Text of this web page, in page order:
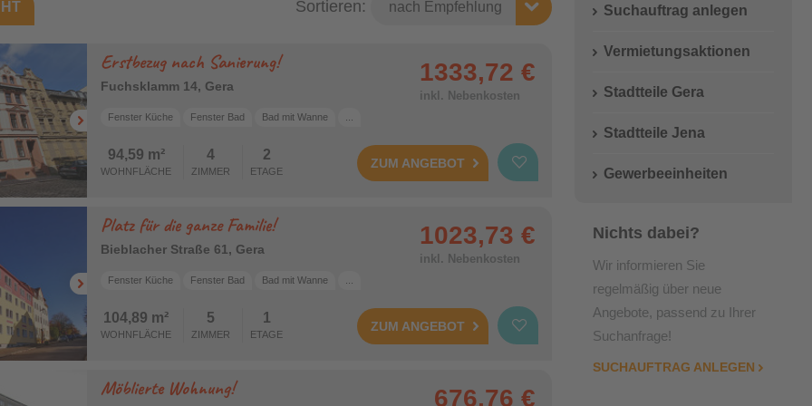
Bad mit Dusche Einbauküche
Wichtige Adressen
Sortieren:
Erstbezug nach Sanierung!
Fuchsklamm 14, Gera
Fenster Küche Fenster Bad Bad mit Wanne
94,59 m²
WOHNFLÄCHE
4
ZIMMER
2
ETAGE
1333,72 €
inkl. Nebenkosten
ZUM ANGEBOT
Platz für die ganze Familie!
Bieblacher Straße 61, Gera
Fenster Küche Fenster Bad Bad mit Wanne
104,89 m²
WOHNFLÄCHE
5
ZIMMER
1
ETAGE
1023,73 €
inkl. Nebenkosten
ZUM ANGEBOT
Möblierte Wohnung! 676,76 €
Suchauftrag anlegen
Vermietungsaktionen
Stadtteile Gera
Stadtteile Jena
Gewerbeeinheiten
Nichts dabei?
Wir informieren Sie
regelmäßig über neue
Angebote, passend zu Ihrer
Suchanfrage!
SUCHAUFTRAG ANLEGEN